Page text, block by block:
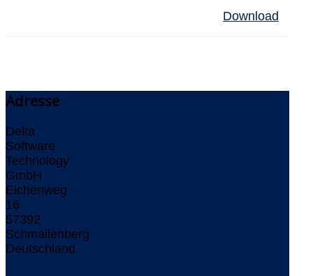
Download
Adresse
Delta
Software
Technology
GmbH
Eichenweg
16
57392
Schmallenberg
Deutschland